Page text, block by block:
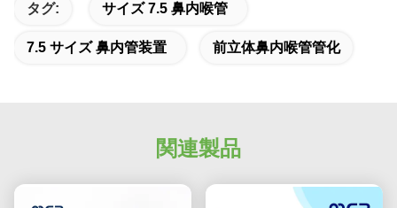
タグ: サイズ 7.5 鼻内喉管
7.5 サイズ 鼻内管装置 前立体鼻内喉管管化
関連製品